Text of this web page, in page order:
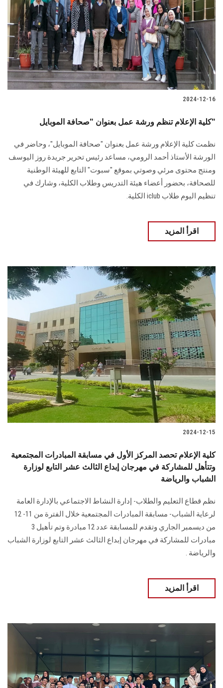
الطلاب
هيئة التدريس
الدراسات العليا
الزائـرون
سجل الان
2024-12-16
كلية الإعلام تنظم ورشة عمل بعنوان "صحافة الموبايل"
نظمت كلية الإعلام ورشة عمل بعنوان "صحافة الموبايل"، وحاضر في
‏الورشة الأستاذ أحمد الرومي، مساعد رئيس تحرير جريدة روز اليوسف
ومنتج محتوى مرئي ‏وصوتي بموقع "سبوت" التابع للهيئة الوطنية
للصحافة، بحضور أعضاء هيئة التدريس وطلاب ‏الكلية، وشارك في
تنظيم اليوم طلاب‎ iclub ‎الكلية‎.‎
اقرأ المزيد
2024-12-15
كلية الإعلام تحصد المركز الأول في مسابقة المبادرات المجتمعية
وتتأهل للمشاركة في مهرجان إبداع الثالث عشر التابع لوزارة
الشباب والرياضة
نظم قطاع التعليم والطلاب- إدارة النشاط الاجتماعي بالإدارة العامة
لرعاية الشباب- مسابقة ‏المبادرات المجتمعية خلال الفترة من 11- 12
من ديسمبر الجاري وتقدم للمسابقة عدد 12 ‏مبادرة وتم تأهيل 3
مبادرات للمشاركة في مهرجان إبداع الثالث عشر التابع لوزارة الشباب
‏والرياضة‎ ‎‏.‏
اقرأ المزيد